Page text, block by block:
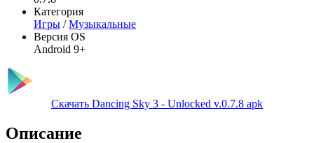
Категория
Игры /Музыкальные
Версия OS
Android 9+
Скачать Dancing Sky 3 - Unlocked v.0.7.8 apk
Описание